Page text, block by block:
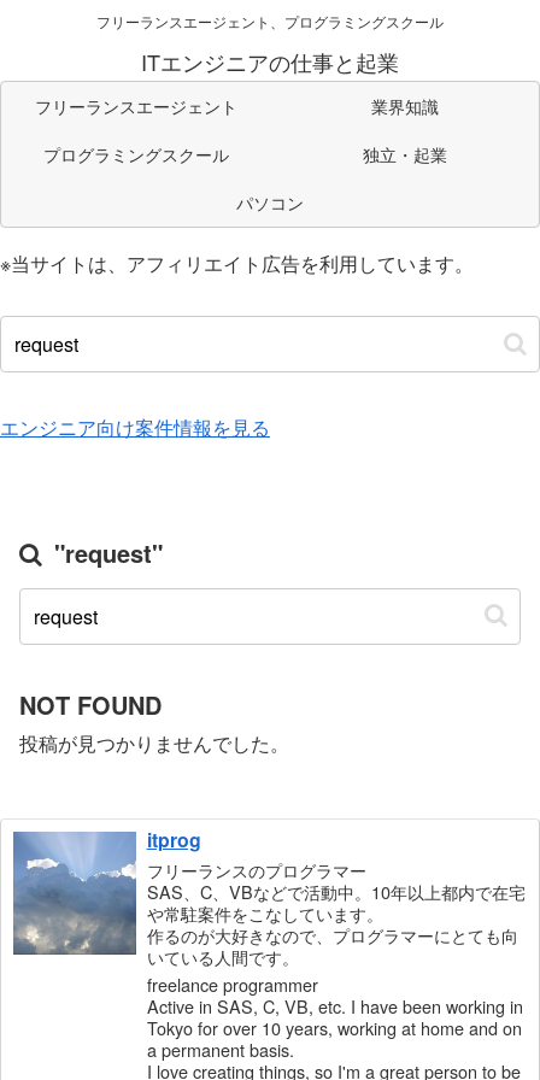
フリーランスエージェント、プログラミングスクール
ITエンジニアの仕事と起業
フリーランスエージェント
業界知識
プログラミングスクール
独立・起業
パソコン
※当サイトは、アフィリエイト広告を利用しています。
エンジニア向け案件情報を見る
"request"
NOT FOUND
投稿が見つかりませんでした。
itprog
フリーランスのプログラマー
SAS、C、VBなどで活動中。10年以上都内で在宅
や常駐案件をこなしています。
作るのが大好きなので、プログラマーにとても向
いている人間です。
freelance programmer
Active in SAS, C, VB, etc. I have been working in
Tokyo for over 10 years, working at home and on
a permanent basis.
I love creating things, so I'm a great person to be